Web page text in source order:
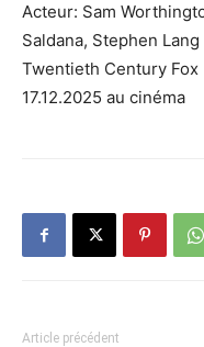
Acteur: Sam
Saldana, Stephen Lang
Twentieth Century Fox
17.12.2025 au cinéma
Article précédent